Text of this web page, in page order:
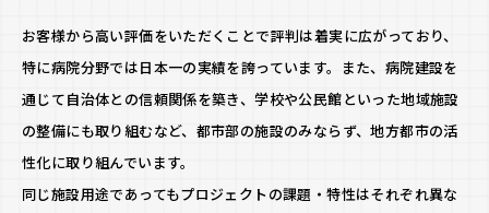
お客様から高い評価をいただくことで評判は着実に広がっており、
特に病院分野では日本一の実績を誇っています。また、病院建設を
通じて自治体との信頼関係を築き、学校や公民館といった地域施設
の整備にも取り組むなど、都市部の施設のみならず、地方都市の活
性化に取り組んでいます。
同じ施設用途であってもプロジェクトの課題・特性はそれぞれ異な